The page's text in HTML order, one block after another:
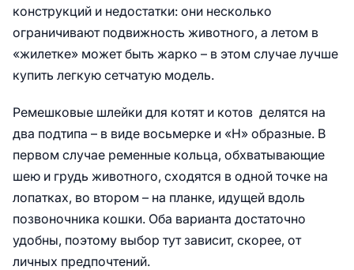
конструкций и недостатки: они несколько
ограничивают подвижность животного, а летом в
«жилетке» может быть жарко – в этом случае лучше
купить легкую сетчатую модель.
Ремешковые шлейки для котят и котов делятся на
два подтипа – в виде восьмерке и «Н» образные. В
первом случае ременные кольца, обхватывающие
шею и грудь животного, сходятся в одной точке на
лопатках, во втором – на планке, идущей вдоль
позвоночника кошки. Оба варианта достаточно
удобны, поэтому выбор тут зависит, скорее, от
личных предпочтений.